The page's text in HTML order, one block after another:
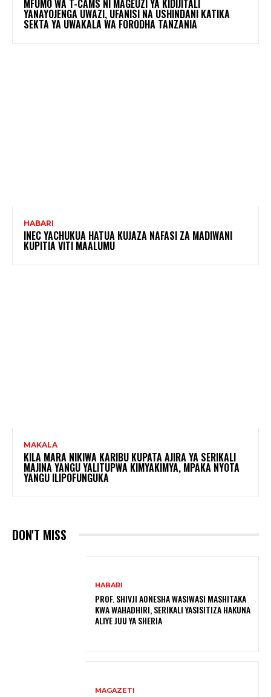
MFUMO WA T-CAMS NI MAGEUZI YA KIDIJITALI
YANAYOJENGA UWAZI, UFANISI NA USHINDANI KATIKA
SEKTA YA UWAKALA WA FORODHA TANZANIA
HABARI
INEC YACHUKUA HATUA KUJAZA NAFASI ZA MADIWANI
KUPITIA VITI MAALUMU
MAKALA
KILA MARA NIKIWA KARIBU KUPATA AJIRA YA SERIKALI
MAJINA YANGU YALITUPWA KIMYAKIMYA, MPAKA NYOTA
YANGU ILIPOFUNGUKA
DON'T MISS
HABARI
PROF. SHIVJI AONESHA WASIWASI MASHITAKA
KWA WAHADHIRI, SERIKALI YASISITIZA HAKUNA
ALIYE JUU YA SHERIA
MAGAZETI